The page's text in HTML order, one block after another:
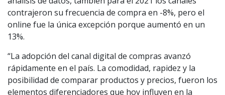
contrajeron su frecuencia de compra en -8%, pero el
online fue la única excepción porque aumentó en un
13%.
“La adopción del canal digital de compras avanzó
rápidamente en el país. La comodidad, rapidez y la
posibilidad de comparar productos y precios, fueron los
elementos diferenciadores que hoy influyen en la